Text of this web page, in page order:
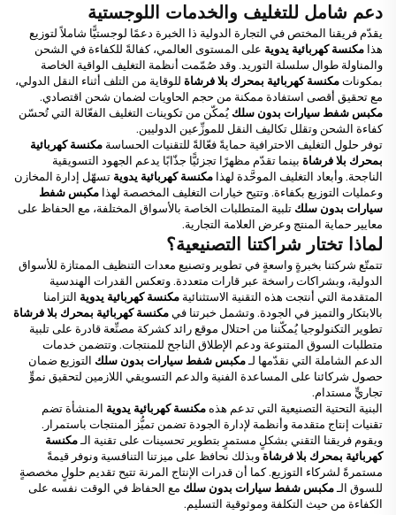
دعم شامل للتغليف والخدمات اللوجستية
يقدّم فريقنا المختص في التجارة الدولية ذا الخبرة دعمًا لوجستيًّا شاملاً لتوزيع
هذا مكنسة كهربائية يدوية على المستوى العالمي، كفالةً للكفاءة في الشحن
والمناولة طوال سلسلة التوريد. وقد صُمّمت أنظمة التغليف الواقية الخاصة
بمكوناتمكنسة كهربائية بمحرك بلا فرشاة للوقاية من التلف أثناء النقل الدولي،
مع تحقيق أقصى استفادة ممكنة من حجم الحاويات لضمان شحن اقتصادي.
مكبس شفط سيارات بدون سلك يُمكّن من تكوينات التغليف الفعّالة التي تُحسّن
كفاءة الشحن وتقلل تكاليف النقل للموزِّعين الدوليين.
توفر حلول التغليف الاحترافية حمايةً فعّالةً للتقنيات الحساسة مكنسة كهربائية
بمحرك بلا فرشاة بينما تقدّم مظهرًا تجزئيًّا جذّابًا يدعم الجهود التسويقية
الناجحة. وأبعاد التغليف الموحَّدة لهذا مكنسة كهربائية يدوية تسهّل إدارة المخازن
وعمليات التوزيع بكفاءة. وتتيح خيارات التغليف المخصصة لهذا مكبس شفط
سيارات بدون سلك تلبية المتطلبات الخاصة بالأسواق المختلفة، مع الحفاظ على
معايير حماية المنتج وعرض العلامة التجارية.
لماذا تختار شراكتنا التصنيعية؟
تتمتّع شركتنا بخبرةٍ واسعةٍ في تطوير وتصنيع معدات التنظيف الممتازة للأسواق
الدولية، وبشراكات راسخة عبر قارات متعددة. وتعكس القدرات الهندسية
المتقدمة التي أنتجت هذه التقنية الاستثنائية مكنسة كهربائية يدوية التزامنا
بالابتكار والتميز في الجودة. وتشمل خبرتنا في مكنسة كهربائية بمحرك بلا فرشاة
تطوير التكنولوجيا يُمكّننا من احتلال موقع رائد كشركة مصنِّعة قادرة على تلبية
متطلبات السوق المتنوعة ودعم الإطلاق الناجح للمنتجات. وتتضمن خدمات
الدعم الشاملة التي نقدّمها لـمكبس شفط سيارات بدون سلك التوزيع ضمان
حصول شركائنا على المساعدة الفنية والدعم التسويقي اللازمين لتحقيق نموٍّ
تجاريٍّ مستدام.
البنية التحتية التصنيعية التي تدعم هذه مكنسة كهربائية يدوية المنشأة تضم
تقنيات إنتاج متقدمة وأنظمة لإدارة الجودة تضمن تميُّز المنتجات باستمرار.
ويقوم فريقنا التقني بشكلٍ مستمرٍ بتطوير تحسينات على تقنية الـمكنسة
كهربائية بمحرك بلا فرشاةوبذلك نحافظ على ميزتنا التنافسية ونوفر قيمةً
مستمرةً لشركاء التوزيع. كما أن قدرات الإنتاج المرنة تتيح تقديم حلولٍ مخصصةٍ
للسوق الـمكبس شفط سيارات بدون سلك مع الحفاظ في الوقت نفسه على
الكفاءة من حيث التكلفة وموثوقية التسليم.